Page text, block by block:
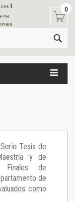
0
Tesis de
y de
Finales de
de
como